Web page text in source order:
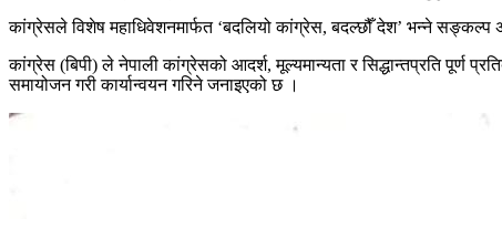
कांग्रेसले विशेष महाधिवेशनमार्फत ‘बदलियो कांग्रेस, बदल्छौँ देश’ भन्ने सङ्कल्प
कांग्रेस (बिपी) ले नेपाली कांग्रेसको आदर्श, मूल्यमान्यता र सिद्धान्तप्रति पूर्ण
समायोजन गरी कार्यान्वयन गरिने जनाइएको छ ।